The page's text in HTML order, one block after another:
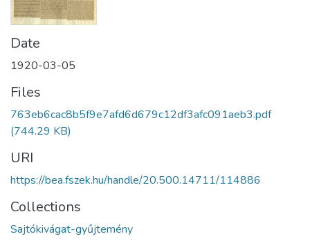
Date
1920-03-05
Files
763eb6cac8b5f9e7afd6d679c12df3afc091aeb3.pdf
(744.29 KB)
URI
https://bea.fszek.hu/handle/20.500.14711/114886
Collections
Sajtókivágat-gyűjtemény